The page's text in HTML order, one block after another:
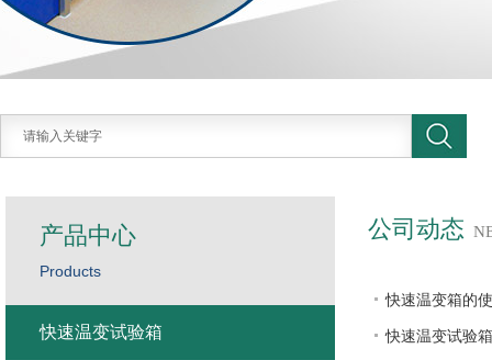
公司动态
快速温变箱的
快速温变试验
产品中心
Products
快速温变试验箱